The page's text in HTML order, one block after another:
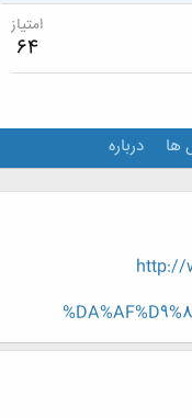
امتیاز
64
ها درباره
http://